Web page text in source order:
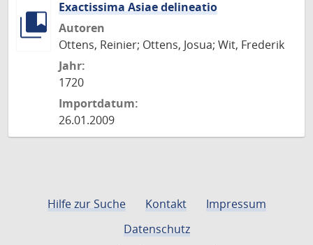
Exactissima Asiae delineatio
Autoren
Ottens, Reinier; Ottens, Josua; Wit, Frederik
Jahr:
1720
Importdatum:
26.01.2009
Hilfe zur Suche Kontakt
Impressum
Datenschutz